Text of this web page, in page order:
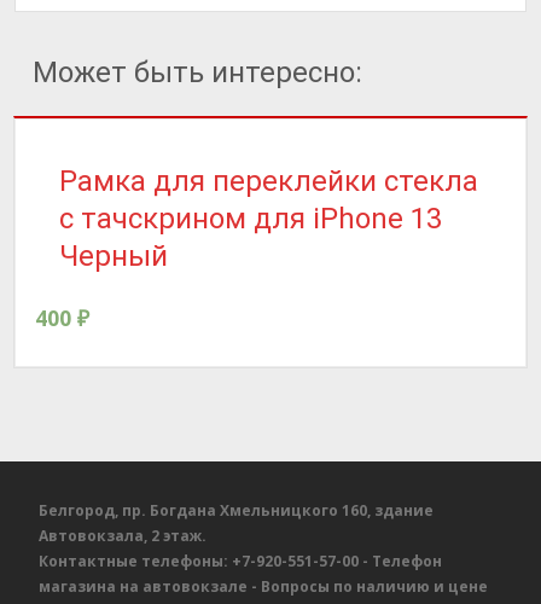
Может быть интересно:
Рамка для переклейки стекла
с тачскрином для iPhone 13
Черный
400 ₽
Белгород, пр. Богдана Хмельницкого 160, здание
Автовокзала, 2 этаж.
Контактные телефоны: +7-920-551-57-00 - Телефон
магазина на автовокзале - Вопросы по наличию и цене